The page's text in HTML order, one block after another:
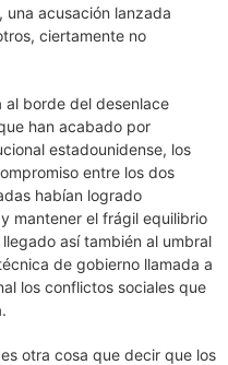
una acusación lanzada
ciertamente no
al borde del desenlace
han acabado por
estadounidense, los
entre los dos
habían logrado
mantener el frágil equilibrio
así también al umbral
de gobierno llamada a
los conflictos sociales que
otra cosa que decir que los